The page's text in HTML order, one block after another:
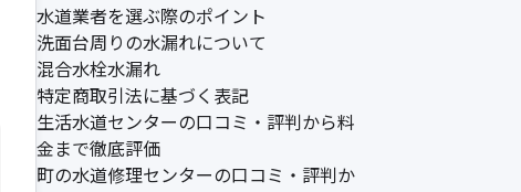
水道業者を選ぶ際のポイント
洗面台周りの水漏れについて
混合水栓水漏れ
特定商取引法に基づく表記
生活水道センターの口コミ・評判から料
金まで徹底評価
町の水道修理センターの口コミ・評判か